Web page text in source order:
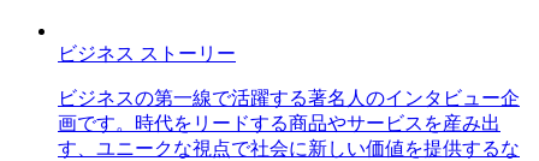
ビジネス ストーリー
ビジネスの第一線で活躍する著名人のインタビュー企
画です。時代をリードする商品やサービスを産み出
す、ユニークな視点で社会に新しい価値を提供するな